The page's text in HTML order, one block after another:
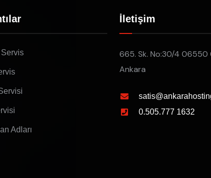
Adları
İletişim
665. Sk. No:30/4 06550
Ankara
0.505.777 1632